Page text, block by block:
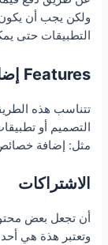
التطبيقات حتى
Features
التصميم أو
مثل: إضافة
الاشتراكات
وتعتبر هذة هي